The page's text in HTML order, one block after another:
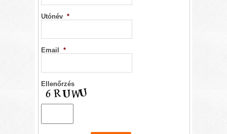
Utónév *
Email *
Ellenőrzés